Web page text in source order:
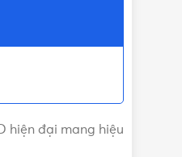
hiện đại mang hiệu